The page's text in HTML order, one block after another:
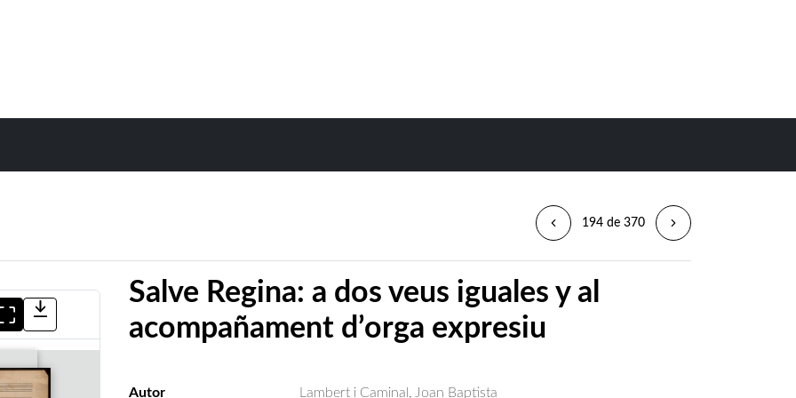
194 de 370
Salve Regina: a dos veus iguales y al
acompañament d’orga expresiu
Autor
Lambert i Caminal, Joan Baptista